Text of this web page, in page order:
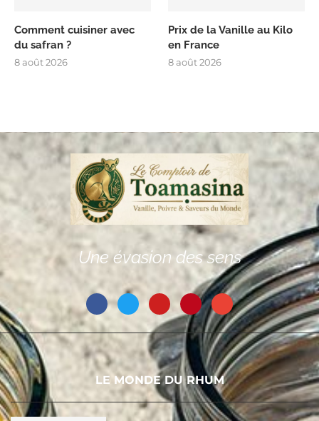
Comment cuisiner avec
du safran ?
8 août 2026
Prix de la Vanille au Kilo
en France
8 août 2026
Une évasion des sens
LE MONDE DU RHUM